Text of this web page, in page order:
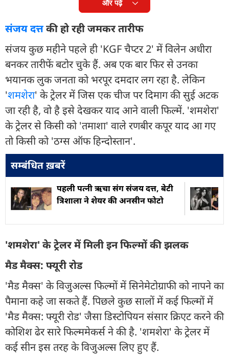
और पढ़ें
संजय दत्तकी हो रही जमकर तारीफ
संजय कुछ महीने पहले ही 'KGF चैप्टर 2' में विलेन अधीरा
बनकर तारीफें बटोर चुके हैं. अब एक बार फिर से उनका
भयानक लुक जनता को भरपूर दमदार लग रहा है. लेकिन
'शमशेरा' के ट्रेलर में जिस एक चीज पर दिमाग की सुई अटक
जा रही है, वो है इसे देखकर याद आने वाली फिल्में. 'शमशेरा'
के ट्रेलर से किसी को 'तमाशा' वाले रणबीर कपूर याद आ गए
तो किसी को 'ठग्स ऑफ हिन्दोस्तान'.
सम्बंधित ख़बरें
पहली पत्नी ऋचा संग संजय दत्त, बेटी
त्रिशाला ने शेयर की अनसीन फोटो
'शमशेरा' के ट्रेलर में मिली इन फिल्मों की झलक
मैड मैक्स: फ्यूरी रोड
'मैड मैक्स' के विजुअल्स फिल्मों में सिनेमेटोग्राफी को नापने का
पैमाना कहे जा सकते हैं. पिछले कुछ सालों में कई फिल्मों में
'मैड मैक्स: फ्यूरी रोड' जैसा डिस्टोपियन संसार क्रिएट करने की
कोशिश ढेर सारे फिल्ममेकर्स ने की है. 'शमशेरा' के ट्रेलर में
कई सीन इस तरह के विजुअल्स लिए हुए हैं.